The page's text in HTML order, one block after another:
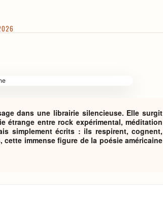
dans une librairie silencieuse. Elle surgit
étrange entre rock expérimental, méditation
simplement écrits : ils respirent, cognent,
immense figure de la poésie américaine